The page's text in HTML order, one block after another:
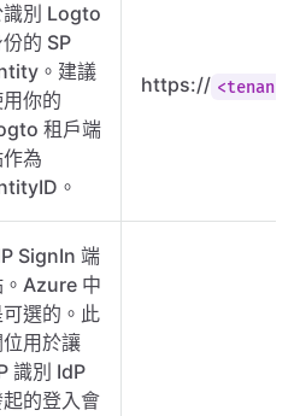
識別 Logto
份的 SP
。建議
你的
租戶端
為
。
https:// <tenant-
SignIn 端
Azure 中
可選的。此
用於讓
識別 IdP
的登入會